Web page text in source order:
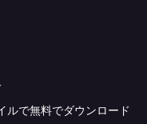
ルで無料でダウンロード